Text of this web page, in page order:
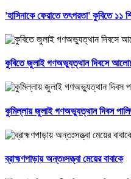
'হাসিনাকে ফেরাতে তৎপরতা' কুবিতে ১১
কুবিতে জুলাই গণঅভ্যুত্থান দিবসে
কুমিল্লায় জুলাই গণঅভ্যুত্থান দিবস
ব্রাহ্মণপাড়ায় অন্তঃসত্ত্বা মেয়ের বাবাকে